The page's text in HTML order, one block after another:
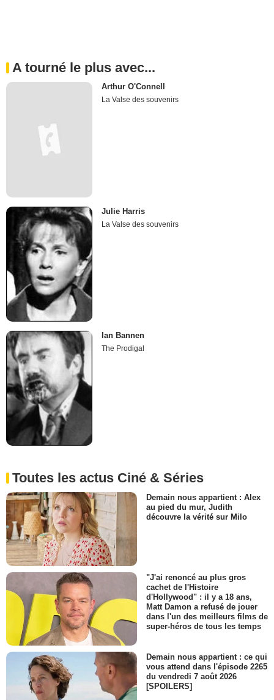
A tourné le plus avec...
Arthur O'Connell
La Valse des souvenirs
Julie Harris
La Valse des souvenirs
Ian Bannen
The Prodigal
Toutes les actus Ciné & Séries
Demain nous appartient : Alex
au pied du mur, Judith
découvre la vérité sur Milo
"J'ai renoncé au plus gros
cachet de l'Histoire
d'Hollywood" : il y a 18 ans,
Matt Damon a refusé de jouer
dans l'un des meilleurs films de
super-héros de tous les temps
Demain nous appartient : ce qui
vous attend dans l'épisode 2265
du vendredi 7 août 2026
[SPOILERS]